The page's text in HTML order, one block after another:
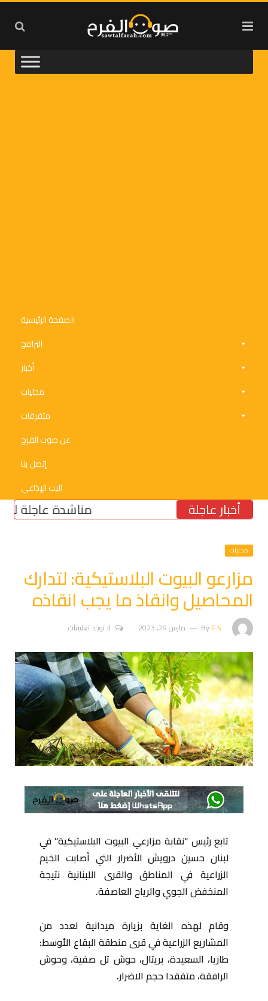
الصفحة الرئيسية
البرامج
أخبار
محليات
متفرقات
عن صوت الفرح
إتصل بنا
البث الإذاعي
أخبار عاجلة مناشدة عاجلة
محليات
مزارعو البيوت البلاستيكية: لتدارك
المحاصيل وانقاذ ما يجب انقاذه
ByF.S مارس 29, 2023 لا توجد تعليقات
تابع رئيس “نقابة مزارعي البيوت البلاستيكية” في
لبنان حسین درویش الأضرار التي أصابت الخيم
الزراعية في المناطق والقرى اللبنانية نتيجة
المنخفض الجوي والرياح العاصفة.
وقام لهذه الغاية بزيارة ميدانية لعدد من
المشاريع الزراعية في قرى منطقة البقاع الأوسط:
طاريا، السعيدة، بريتال، حوش تل صفية، وحوش
الرافقة، متفقدا حجم الاضرار.